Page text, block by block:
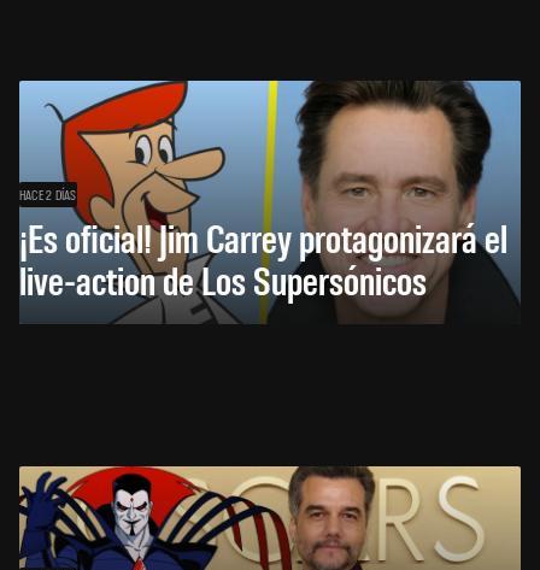
HACE 2 DÍAS
¡Es oficial! Jim Carrey protagonizará el
live-action de Los Supersónicos